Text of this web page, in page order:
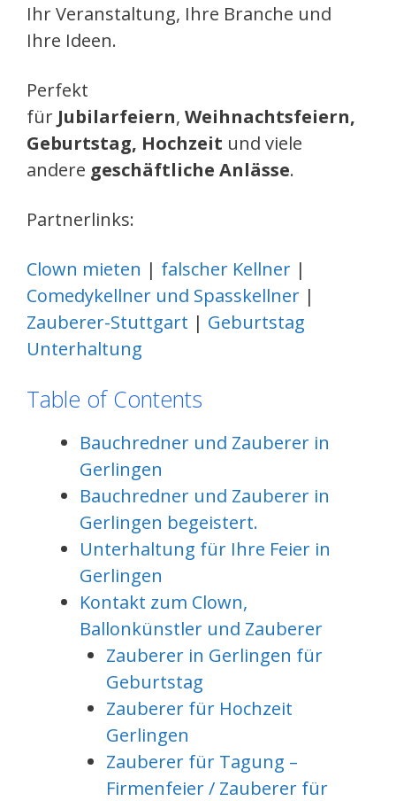
Ihr Veranstaltung, Ihre Branche und
Ihre Ideen.
Perfekt
für Jubilarfeiern, Weihnachtsfeiern,
Geburtstag, Hochzeit und viele
andere geschäftliche Anlässe.
Partnerlinks:
Clown mieten | falscher Kellner |
Comedykellner und Spasskellner |
Zauberer-Stuttgart | Geburtstag
Unterhaltung
Table of Contents
Bauchredner und Zauberer in
Gerlingen
Bauchredner und Zauberer in
Gerlingen begeistert.
Unterhaltung für Ihre Feier in
Gerlingen
Kontakt zum Clown,
Ballonkünstler und Zauberer
Zauberer in Gerlingen für
Geburtstag
Zauberer für Hochzeit
Gerlingen
Zauberer für Tagung –
Firmenfeier / Zauberer für